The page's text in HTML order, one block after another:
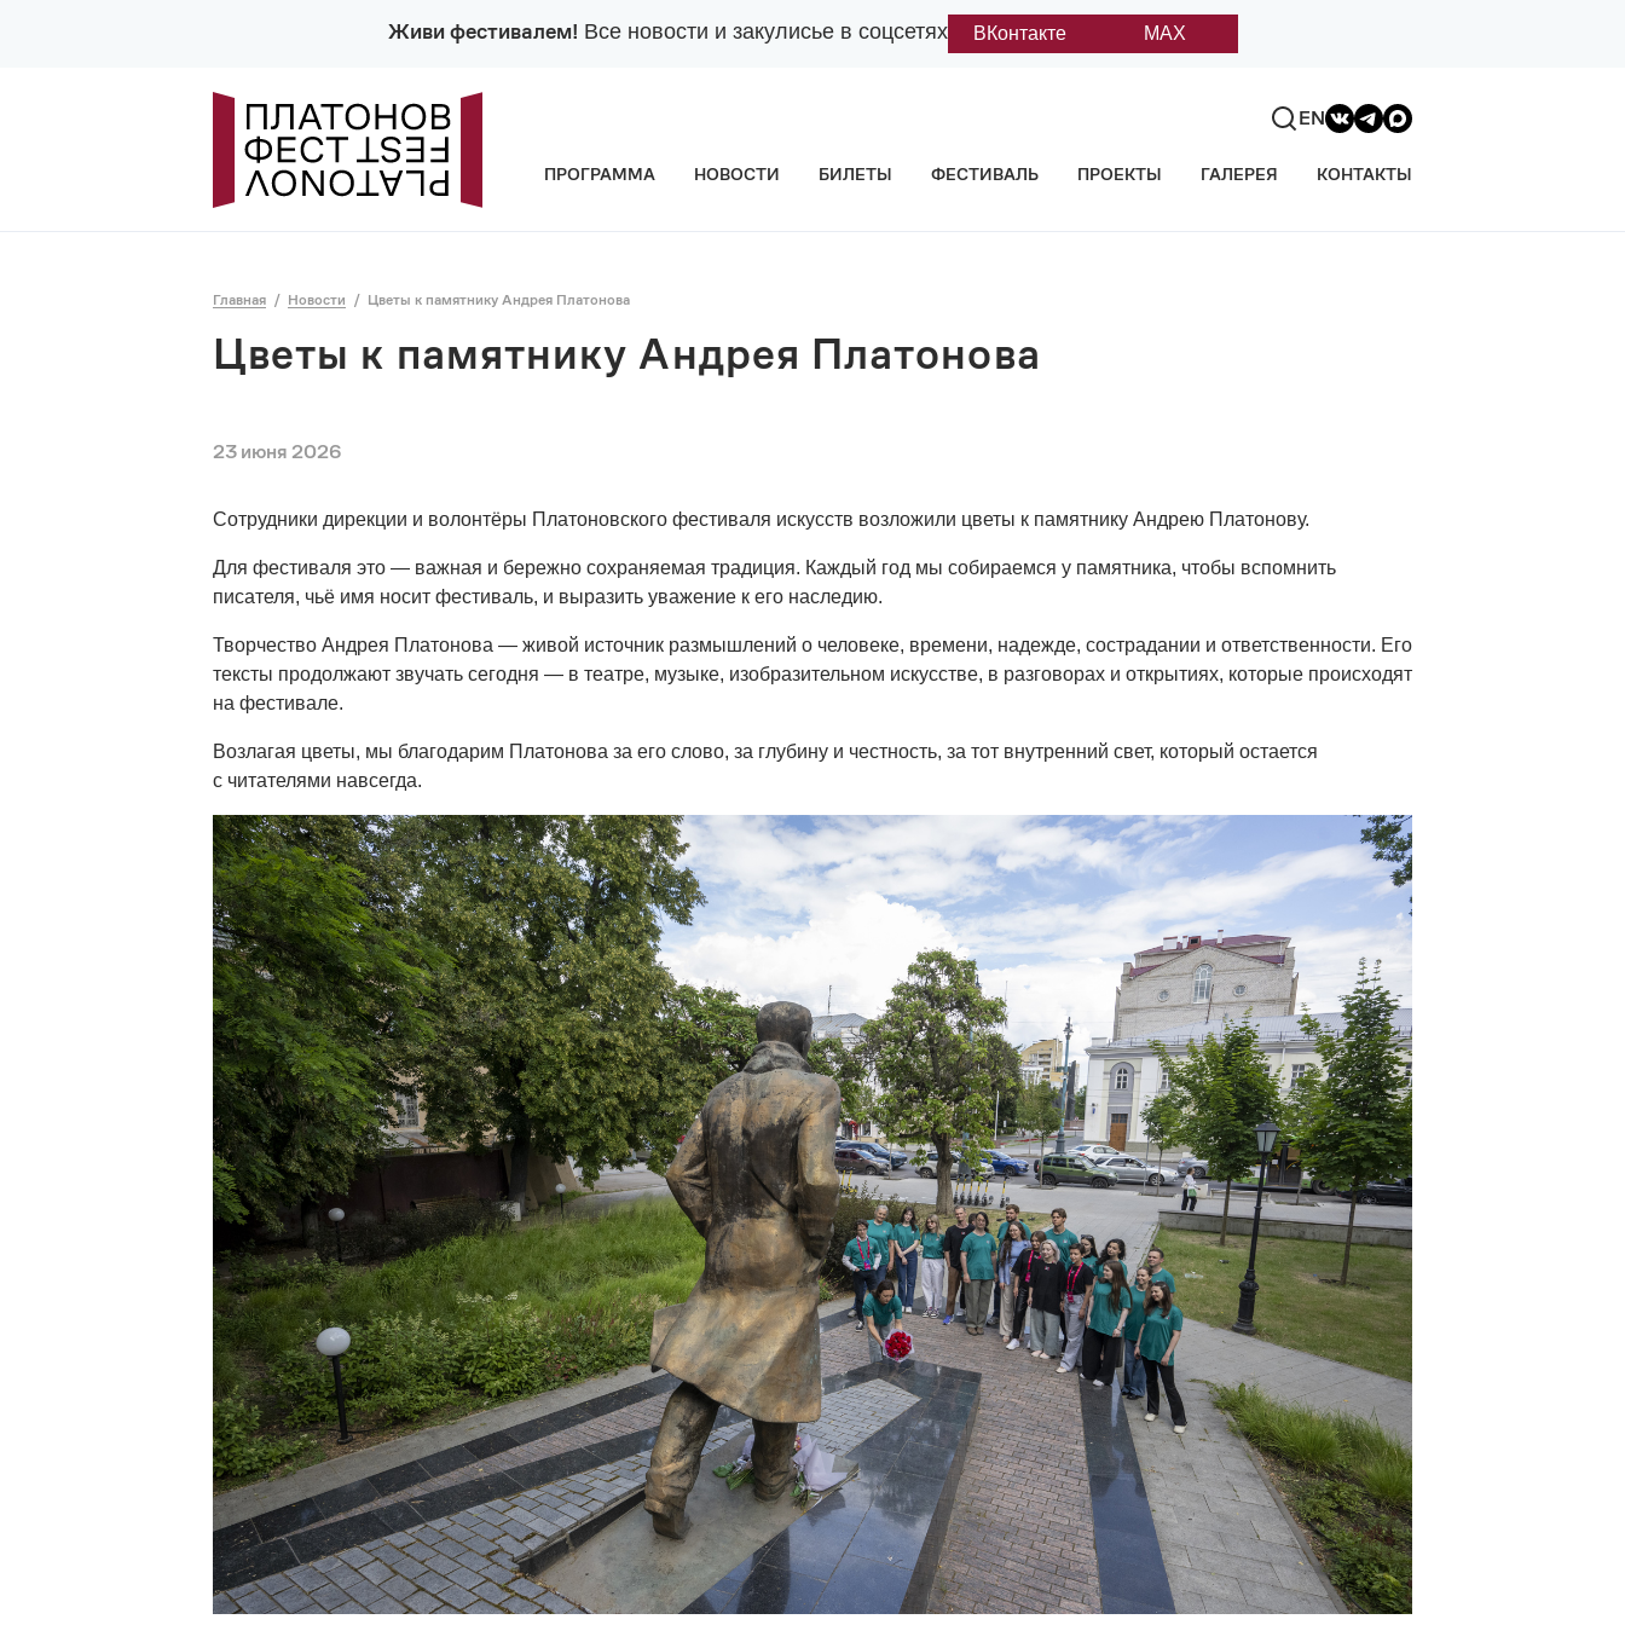
Живи фестивалем! Все новости и закулисье в соцсетях ВКонтакте MAX
ПРОГРАММА НОВОСТИ БИЛЕТЫ ФЕСТИВАЛЬ ПРОЕКТЫ ГАЛЕРЕЯ КОНТАКТЫ
EN
Главная Новости Цветы к памятнику Андрея Платонова
Цветы к памятнику Андрея Платонова
23 июня 2026
Сотрудники дирекции и волонтёры Платоновского фестиваля искусств возложили цветы к памятнику Андрею Платонову.
Для фестиваля это — важная и бережно сохраняемая традиция. Каждый год мы собираемся у памятника, чтобы вспомнить
писателя, чьё имя носит фестиваль, и выразить уважение к его наследию.
Творчество Андрея Платонова — живой источник размышлений о человеке, времени, надежде, сострадании и ответственности. Его
тексты продолжают звучать сегодня — в театре, музыке, изобразительном искусстве, в разговорах и открытиях, которые происходят
на фестивале.
Возлагая цветы, мы благодарим Платонова за его слово, за глубину и честность, за тот внутренний свет, который остается
с читателями навсегда.